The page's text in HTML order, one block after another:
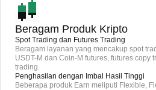
Beragam Produk Kripto
Spot Trading dan Futures Trading
Beragam layanan yang mencakup spot
USDT-M dan Coin-M futures, futures copy
trading.
Penghasilan dengan Imbal Hasil Tinggi
Beberapa produk Earn meliputi Flexible,